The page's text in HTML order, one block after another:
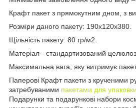
Крафт пакет з прямокутним дном, з
Розміри даного пакету: 190х120х380.
Щільність пакету: 80 гр/м2.
Матеріал - стандартизований
Максимальна вага, яку витримує
Паперові Крафт пакети з крученими
затребуваними пакетами для упаковки
Подарунки та подарункові набори